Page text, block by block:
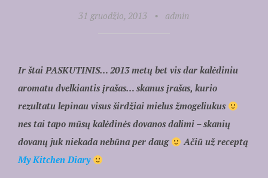
31 gruodžio, 2013 • admin
Ir štai PASKUTINIS… 2013 metų bet vis dar kalėdiniu
aromatu dvelkiantis įrašas… skanus įrašas, kurio
rezultatu lepinau visus širdžiai mielus žmogeliukus
nes tai tapo mūsų kalėdinės dovanos dalimi – skanių
dovanų juk niekada nebūna per daug
Ačiū už receptą
My Kitchen Diary